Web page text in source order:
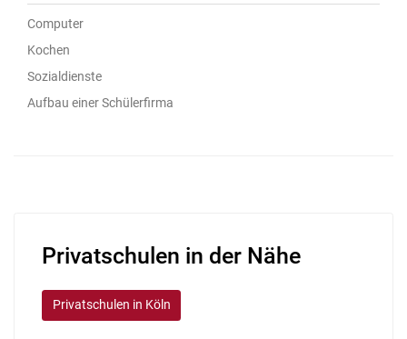
Computer
Kochen
Sozialdienste
Aufbau einer Schülerfirma
Privatschulen in der Nähe
Privatschulen in Köln